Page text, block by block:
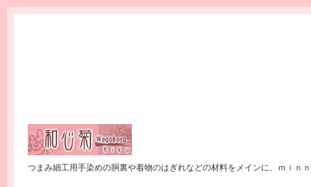
つまみ細工用手染めの胴裏や着物のはぎれなどの材料をメインに、ｍｉｎ